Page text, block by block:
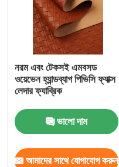
নরম এবং টেকসই এমবসড
ওয়েভেন হ্যান্ডব্যাগ পিভিসি ফ্যাক্স
লেদার ফ্যাব্রিক
ভালো দাম
আমাদের সাথে যোগাযোগ করুন